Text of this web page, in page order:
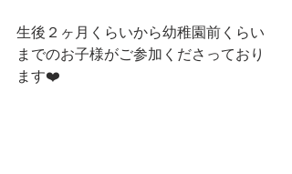
生後２ヶ月くらいから幼稚園前くらい
までのお子様がご参加くださっており
ます❤️